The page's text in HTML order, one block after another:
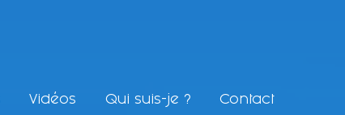
Vidéos Qui suis-je ? Contact